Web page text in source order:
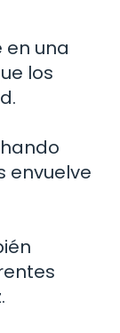
en una
los
envuelve